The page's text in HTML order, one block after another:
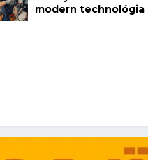
szakmát!
modern